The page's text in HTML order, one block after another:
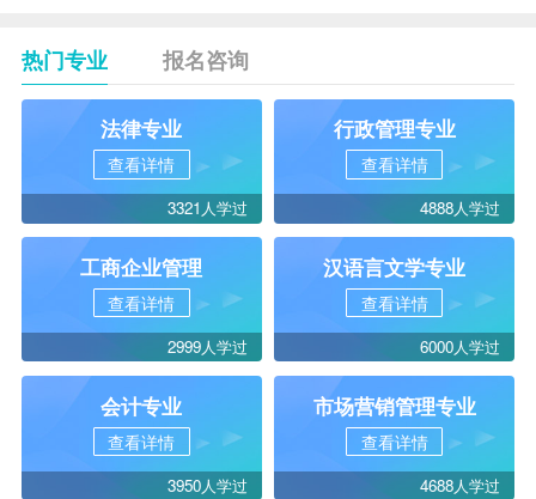
热门专业 报名咨询
法律专业
查看详情
3321人学过
行政管理专业
查看详情
4888人学过
工商企业管理
查看详情
2999人学过
汉语言文学专业
查看详情
6000人学过
会计专业
查看详情
3950人学过
市场营销管理专业
查看详情
4688人学过